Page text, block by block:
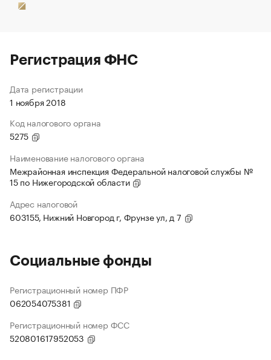
Регистрация ФНС
Дата регистрации
1 ноября 2018
Код налогового органа
5275
Наименование налогового органа
Межрайонная инспекция Федеральной налоговой службы №
15 по Нижегородской области
Адрес налоговой
603155, Нижний Новгород г, Фрунзе ул, д 7
Социальные фонды
Регистрационный номер ПФР
062054075381
Регистрационный номер ФСС
520801617952053